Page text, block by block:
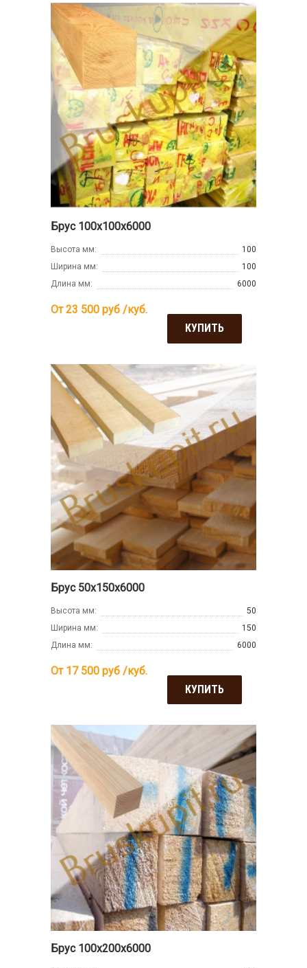
Брус 100х100х6000
Высота мм:
100
Ширина мм:
100
Длина мм:
6000
От 23 500 руб /куб.
КУПИТЬ
Брус 50х150х6000
Высота мм:
50
Ширина мм:
150
Длина мм:
6000
От 17 500 руб /куб.
КУПИТЬ
Брус 100х200х6000